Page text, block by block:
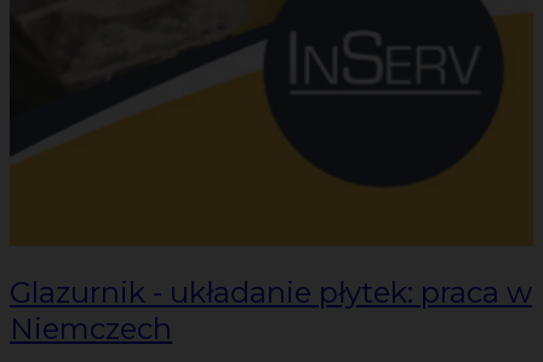
Glazurnik - układanie płytek: praca w
Niemczech